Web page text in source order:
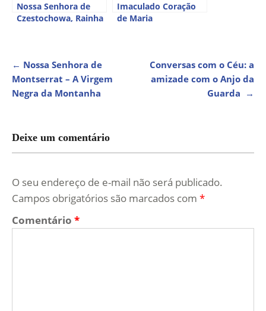
Nossa Senhora de
Czestochowa, Rainha
Imaculado Coração
de Maria
NAVEGAÇÃO
DE
← Nossa Senhora de
Montserrat – A Virgem
Negra da Montanha
Conversas com o Céu: a
amizade com o Anjo da
Guarda →
Deixe um comentário
O seu endereço de e-mail não será publicado.
Campos obrigatórios são marcados com *
Comentário *